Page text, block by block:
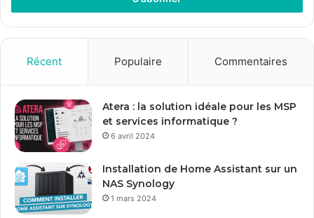
e
z
r
e
a
d
s
e
Récent Populaire Commentaires
Atera : la solution idéale pour les MSP
et services informatique ?
6 avril 2024
Installation de Home Assistant sur un
NAS Synology
1 mars 2024